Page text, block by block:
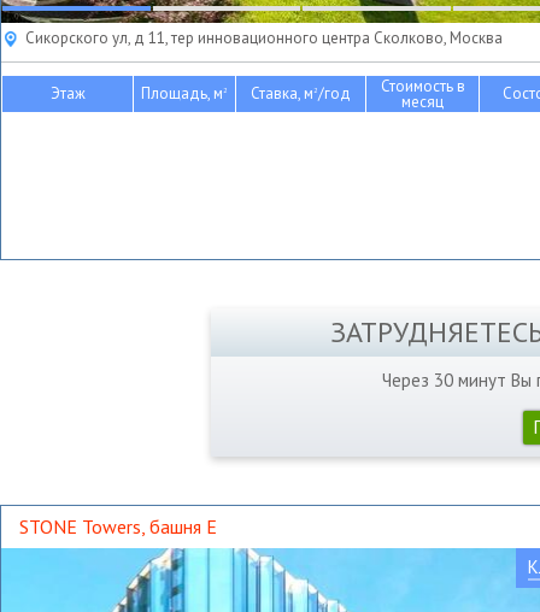
Сикорского ул, д 11, тер инновационного центра Сколково, Москва
Этаж Площадь, м2 Ставка, м2/год Стоимость в
месяц
Через 30 минут Вы
STONE Towers, башня Е